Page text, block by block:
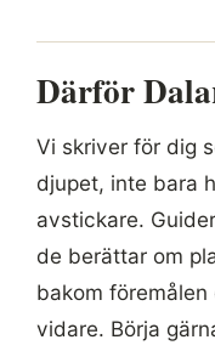
Därför
Vi skriver för dig
djupet, inte bara
avstickare.
de berättar om
bakom
vidare. Börja